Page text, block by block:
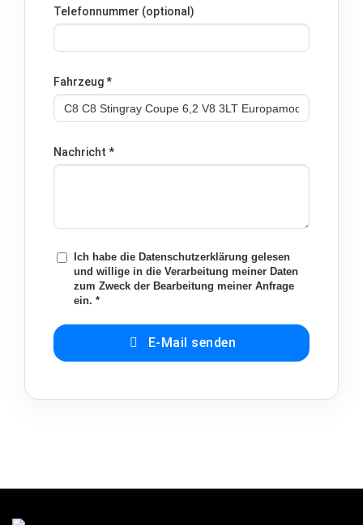
Telefonnummer (optional)
Fahrzeug*
Nachricht *
Ich habe die Datenschutzerklärung gelesen
und willige in die Verarbeitung meiner Daten
zum Zweck der Bearbeitung meiner Anfrage
ein. *
E-Mail senden